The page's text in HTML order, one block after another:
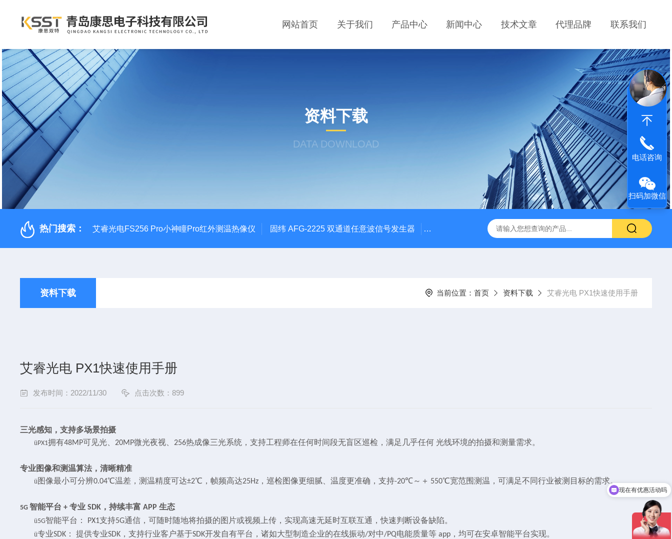
网站首页 关于我们 产品中心 新闻中心 技术文章 代理品牌 联系我们
资料下载
DATA DOWNLOAD
热门搜索： 艾睿光电FS256 Pro小神瞳Pro红外测温热像仪 固纬 AFG-2225 双通道任意波信号发生器 APS-7050E 交流电源 固纬 GSP-730 频谱分析仪 艾睿光电
资料下载 当前位置： 首页 资料下载 艾睿光电 PX1快速使用手册
艾睿光电 PX1快速使用手册
发布时间：2022/11/30 点击次数：899
三光感知，支持多场景拍摄
üPX1拥有48MP可见光、 20MP微光夜视、 256热成像三光系统，支持工程师在任何时间段无盲区巡检，满足几乎任何 光线环境的拍摄和测量需求。
专业图像和测温算法，清晰精准
ü图像最小可分辨0.04℃温差，测温精度可达±2℃ ，帧频高达25Hz ，巡检图像更细腻、温度更准确，支持-20℃～＋ 550℃宽范围测温，可满足不同行业被测目标的需求。
5G智能平台+专业SDK ，持续丰富APP生态
ü5G智能平台： PX1支持5G通信，可随时随地将拍摄的图片或视频上传，实现高速无延时互联互通，快速判断设备缺陷。
ü专业SDK ： 提供专业SDK ，支持行业客户基于SDK开发自有平台，诸如大型制造企业的在线振动/对中/PQ电能质量等app ，均可在安卓智能平台实现。
电话咨询
扫码加微信
现在有优惠活动吗